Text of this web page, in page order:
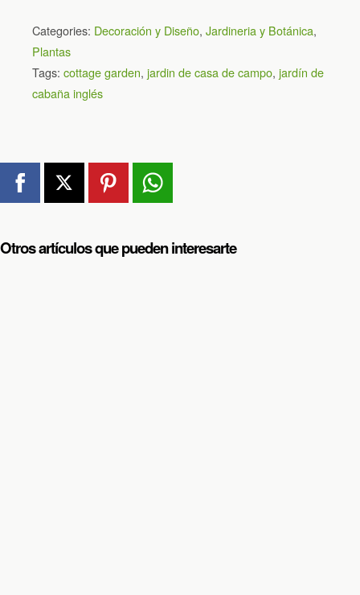
Categories: Decoración y Diseño, Jardineria y Botánica,
Plantas
Tags: cottage garden, jardin de casa de campo, jardín de
cabaña inglés
Otros artículos que pueden interesarte